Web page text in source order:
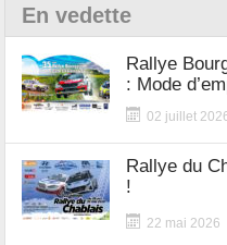
En vedette
Rallye
: Mode
02 juillet
Rallye du
!
22 mai 2026